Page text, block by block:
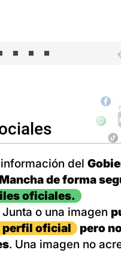
del
de forma
oficiales.
o una imagen
perfil oficial
pero
. Una imagen no